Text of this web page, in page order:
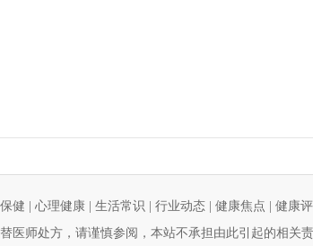
健 心理健康 生活常识 行业动态 健康焦点 健康
师处方，请谨慎参阅，本站不承担由此引起的相关责